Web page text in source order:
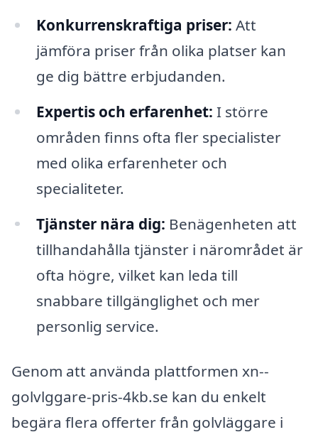
Konkurrenskraftiga priser: Att
jämföra priser från olika platser kan
ge dig bättre erbjudanden.
Expertis och erfarenhet: I större
områden finns ofta fler specialister
med olika erfarenheter och
specialiteter.
Tjänster nära dig: Benägenheten att
tillhandahålla tjänster i närområdet är
ofta högre, vilket kan leda till
snabbare tillgänglighet och mer
personlig service.
Genom att använda plattformen xn--
golvlggare-pris-4kb.se kan du enkelt
begära flera offerter från golvläggare i